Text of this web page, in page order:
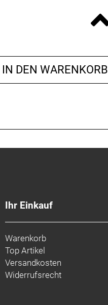
IN DEN WARENKORB
Ihr Einkauf
Warenkorb
Top Artikel
Versandkosten
Widerrufsrecht